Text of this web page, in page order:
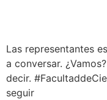
Las representantes
a conversar.
decir.
seguir